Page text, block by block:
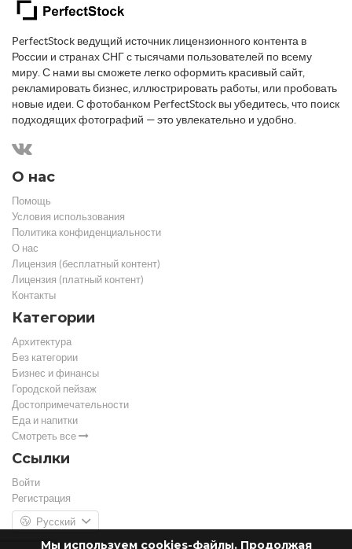
Мы используем cookies-файлы. Продолжая
PerfectStock ведущий источник лицензионного контента в
России и странах СНГ с тысячами пользователей по всему
миру. С нами вы сможете легко оформить красивый сайт,
рекламировать бизнес, иллюстрировать работы, или пробовать
новые идеи. С фотобанком PerfectStock вы убедитесь, что поиск
подходящих фотографий — это увлекательно и удобно.
О нас
Помощь
Условия использования
Политика конфиденциальности
О нас
Лицензия (бесплатный контент)
Лицензия (платный контент)
Контакты
Категории
Архитектура
Без категории
Бизнес и финансы
Городской пейзаж
Достопримечательности
Еда и напитки
Смотреть все
Ссылки
Войти
Регистрация
Русский